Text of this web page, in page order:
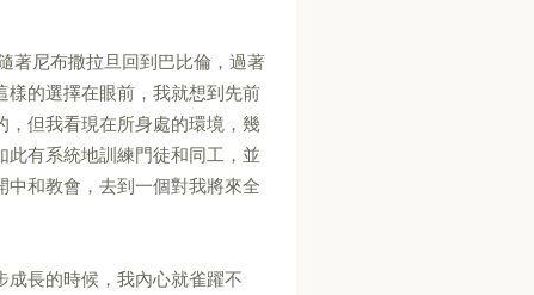
著尼布撒拉旦回到巴比倫，過著
的選擇在眼前，我就想到先前
但我看現在所身處的環境，幾
有系統地訓練門徒和同工，並
中和教會，去到一個對我將來全
長的時候，我內心就雀躍不